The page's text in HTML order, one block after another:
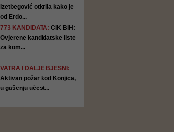
Izetbegović otkrila kako je
od Erdo...
773 KANDIDATA: CIK BiH:
Ovjerene kandidatske liste
za kom...
VATRA I DALJE BJESNI:
Aktivan požar kod Konjica,
u gašenju učest...